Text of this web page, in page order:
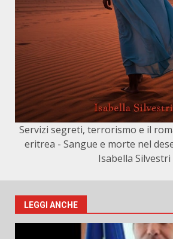
Servizi segreti, terrorismo e il
eritrea - Sangue e morte nel
Isabella Silvestri
LEGGI ANCHE